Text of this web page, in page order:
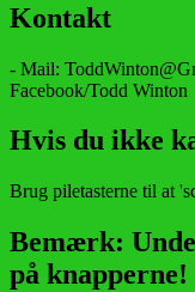
Kontakt
- Mail:
Facebook/Todd Winton
Hvis du ikke
Brug piletasterne til at
Bemærk:
på knapperne!